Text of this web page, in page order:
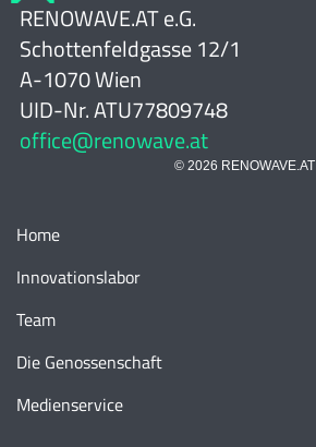
RENOWAVE.AT e.G.
Schottenfeldgasse 12/1
A-1070 Wien
UID-Nr. ATU77809748
office@renowave.at
© 2026 RENOWAVE.AT
Home
Innovationslabor
Team
Die Genossenschaft
Medienservice